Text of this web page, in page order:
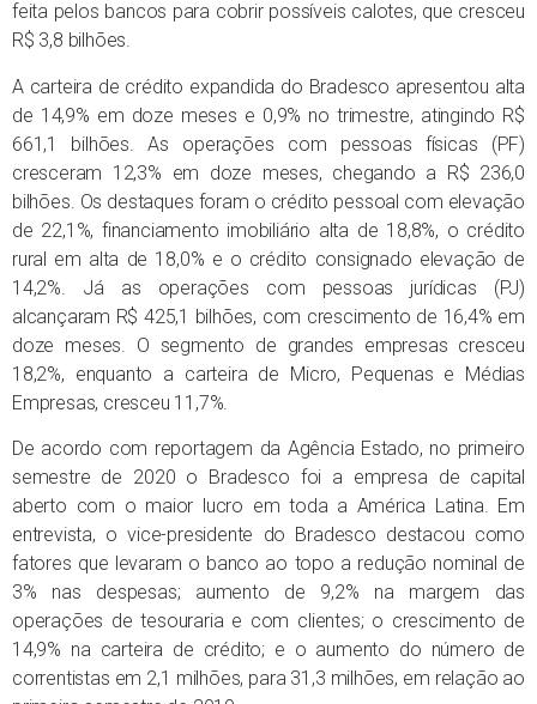
feita pelos bancos para cobrir possíveis calotes, que cresceu
R$ 3,8 bilhões.
A carteira de crédito expandida do Bradesco apresentou alta
de 14,9% em doze meses e 0,9% no trimestre, atingindo R$
661,1 bilhões. As operações com pessoas físicas (PF)
cresceram 12,3% em doze meses, chegando a R$ 236,0
bilhões. Os destaques foram o crédito pessoal com elevação
de 22,1%, financiamento imobiliário alta de 18,8%, o crédito
rural em alta de 18,0% e o crédito consignado elevação de
14,2%. Já as operações com pessoas jurídicas (PJ)
alcançaram R$ 425,1 bilhões, com crescimento de 16,4% em
doze meses. O segmento de grandes empresas cresceu
18,2%, enquanto a carteira de Micro, Pequenas e Médias
Empresas, cresceu 11,7%.
De acordo com reportagem da Agência Estado, no primeiro
semestre de 2020 o Bradesco foi a empresa de capital
aberto com o maior lucro em toda a América Latina. Em
entrevista, o vice-presidente do Bradesco destacou como
fatores que levaram o banco ao topo a redução nominal de
3% nas despesas; aumento de 9,2% na margem das
operações de tesouraria e com clientes; o crescimento de
14,9% na carteira de crédito; e o aumento do número de
correntistas em 2,1 milhões, para 31,3 milhões, em relação ao